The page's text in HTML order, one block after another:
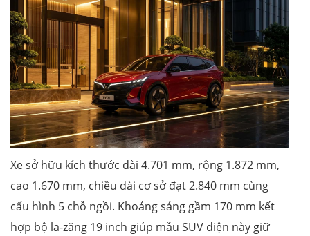
Xe sở hữu kích thước dài 4.701 mm, rộng 1.872 mm,
cao 1.670 mm, chiều dài cơ sở đạt 2.840 mm cùng
cấu hình 5 chỗ ngồi. Khoảng sáng gầm 170 mm kết
hợp bộ la-zăng 19 inch giúp mẫu SUV điện này giữ